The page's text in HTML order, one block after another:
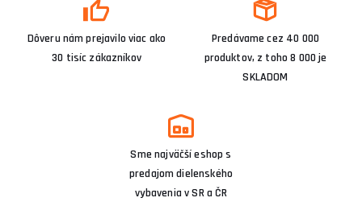
Dôveru nám prejavilo viac ako
30 tisíc zákazníkov
Predávame cez 40 000
produktov, z toho 8 000 je
SKLADOM
Sme najväčší eshop s
predajom dielenského
vybavenia v SR a ČR